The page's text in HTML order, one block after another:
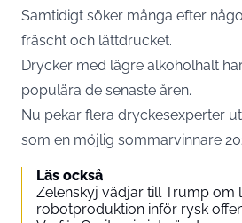
Samtidigt söker många efter
fräscht och lättdrucket.
Drycker med lägre alkoholhalt
populära de senaste åren.
Nu pekar flera dryckesexperter
som en möjlig sommarvinnare
Läs också
Zelenskyj vädjar till Trump om
robotproduktion inför rysk